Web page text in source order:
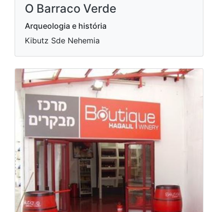
O Barraco Verde
Arqueologia e história
Kibutz Sde Nehemia